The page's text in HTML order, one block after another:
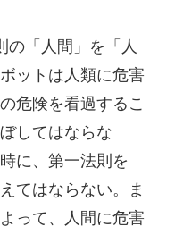
の「人間」を「人
ットは人類に危害
危険を看過するこ
してはならな
に、第一法則を
てはならない。ま
って、人間に危害